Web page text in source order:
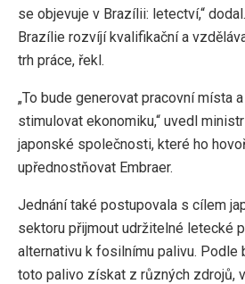
se objevuje v Brazílii: letectví,“
Brazílie rozvíjí kvalifikační a
trh práce, řekl.
„To bude generovat pracovní místa
stimulovat ekonomiku,“ uvedl
japonské společnosti, které ho
upřednostňovat Embraer.
Jednání také postupovala s cílem
sektoru přijmout udržitelné letecké
alternativu k fosilnímu palivu. Podle
toto palivo získat z různých zdrojů,